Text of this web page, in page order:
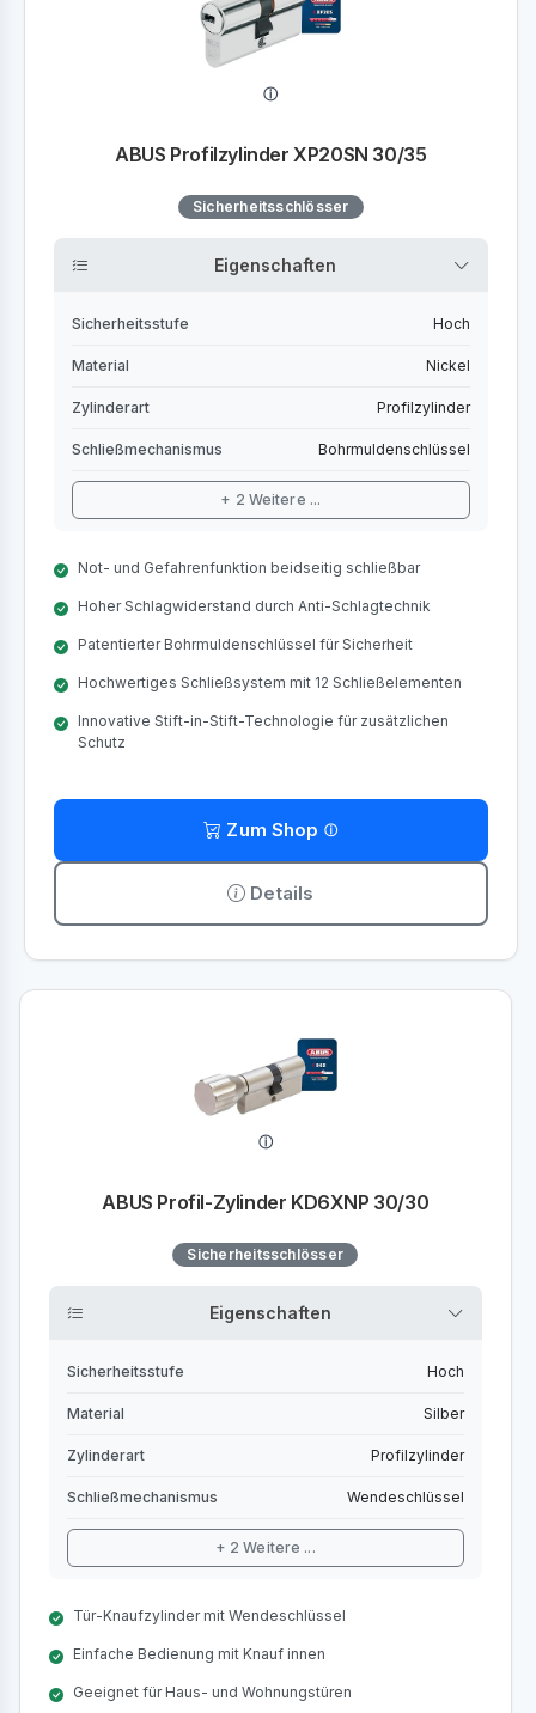
ABUS Profilzylinder XP20SN 30/35
Sicherheitsschlösser
Eigenschaften
Sicherheitsstufe Hoch
Material Nickel
Zylinderart Profilzylinder
Schließmechanismus Bohrmuldenschlüssel
+ 2 Weitere ...
Not- und Gefahrenfunktion beidseitig schließbar
Hoher Schlagwiderstand durch Anti-Schlagtechnik
Patentierter Bohrmuldenschlüssel für Sicherheit
Hochwertiges Schließsystem mit 12 Schließelementen
Innovative Stift-in-Stift-Technologie für zusätzlichen
Schutz
Zum Shop
Details
ABUS Profil-Zylinder KD6XNP 30/30
Sicherheitsschlösser
Eigenschaften
Sicherheitsstufe Hoch
Material Silber
Zylinderart Profilzylinder
Schließmechanismus Wendeschlüssel
+ 2 Weitere ...
Tür-Knaufzylinder mit Wendeschlüssel
Einfache Bedienung mit Knauf innen
Geeignet für Haus- und Wohnungstüren